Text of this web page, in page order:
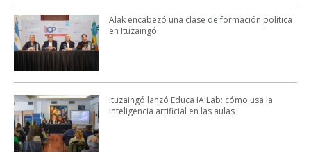
Alak encabezó una clase de formación política
en Ituzaingó
Ituzaingó lanzó Educa IA Lab: cómo usa la
inteligencia artificial en las aulas